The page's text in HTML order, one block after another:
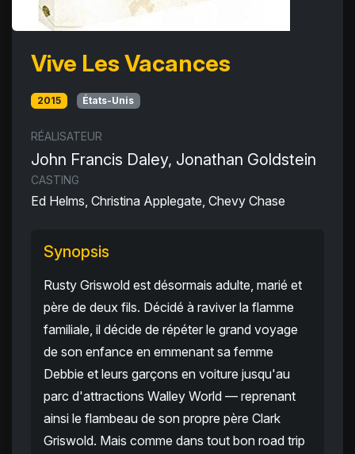
Vive Les Vacances
2015 États-Unis
RÉALISATEUR
John Francis Daley, Jonathan Goldstein
CASTING
Ed Helms, Christina Applegate, Chevy Chase
Synopsis
Rusty Griswold est désormais adulte, marié et
père de deux fils. Décidé à raviver la flamme
familiale, il décide de répéter le grand voyage
de son enfance en emmenant sa femme
Debbie et leurs garçons en voiture jusqu'au
parc d'attractions Walley World — reprenant
ainsi le flambeau de son propre père Clark
Griswold. Mais comme dans tout bon road trip